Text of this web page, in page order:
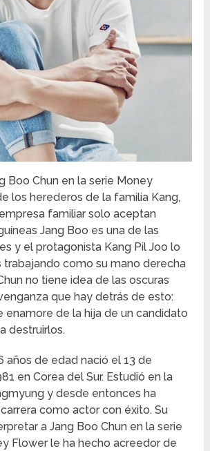
Boo Chun en la serie Money
los herederos de la familia Kang,
familiar solo aceptan
Jang Boo es una de las
y el protagonista Kang Pil Joo lo
trabajando como su mano derecha
no tiene idea de las oscuras
que hay detrás de esto:
enamore de la hija de un candidato
destruirlos.
años de edad nació el 13 de
en Corea del Sur. Estudió en la
y desde entonces ha
como actor con éxito. Su
a Jang Boo Chun en la serie
Flower le ha hecho acreedor de